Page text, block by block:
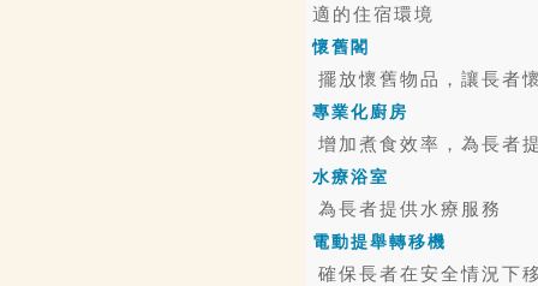
適的住宿環境
懷舊閣
擺放懷舊物品，讓長者
專業化廚房
增加煮食效率，為長者
水療浴室
為長者提供水療服務
電動提舉轉移機
確保長者在安全情況下